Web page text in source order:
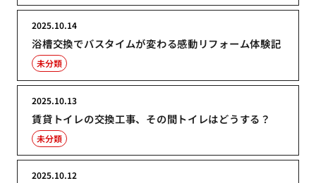
浴槽交換でバスタイムが変わる感動リフォーム体験記
2025.10.14
未分類
賃貸トイレの交換工事、その間トイレはどうする？
2025.10.13
未分類
2025.10.12